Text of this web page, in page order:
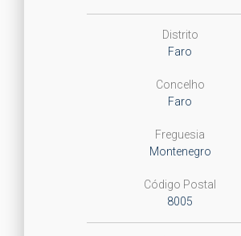
Distrito
Faro
Concelho
Faro
Freguesia
Montenegro
Código Postal
8005